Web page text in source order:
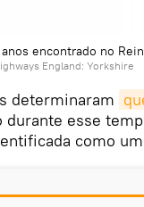
encontrado no
England: Yorkshire
determinaram
durante esse
como